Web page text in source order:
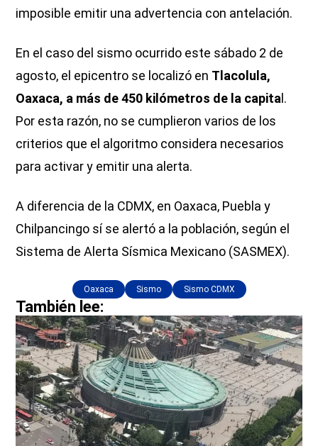
imposible emitir una advertencia con antelación.
En el caso del sismo ocurrido este sábado 2 de
agosto, el epicentro se localizó en Tlacolula,
Oaxaca, a más de 450 kilómetros de la capital.
Por esta razón, no se cumplieron varios de los
criterios que el algoritmo considera necesarios
para activar y emitir una alerta.
A diferencia de la CDMX, en Oaxaca, Puebla y
Chilpancingo sí se alertó a la población, según el
Sistema de Alerta Sísmica Mexicano (SASMEX).
Oaxaca Sismo Sismo CDMX
También lee: